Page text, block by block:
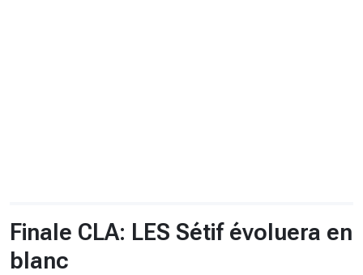
Finale CLA: LES Sétif évoluera en
blanc